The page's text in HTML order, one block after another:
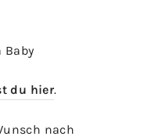
Baby
du hier.
nach